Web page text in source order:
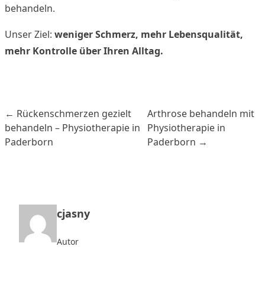
behandeln.
Unser Ziel: weniger Schmerz, mehr Lebensqualität,
mehr Kontrolle über Ihren Alltag.
← Rückenschmerzen gezielt
behandeln – Physiotherapie in
Paderborn
Arthrose behandeln mit
Physiotherapie in
Paderborn →
cjasny
Autor